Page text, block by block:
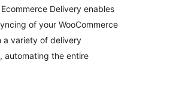
ཚང་།
Delivery enables
of your WooCommerce
a variety of delivery
automating the entire